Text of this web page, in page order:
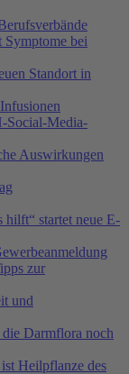
Symptome bei
Standort in
Social-Media-
Auswirkungen
hilft“ startet neue E-
zur
und
Darmflora noch
Heilpflanze des